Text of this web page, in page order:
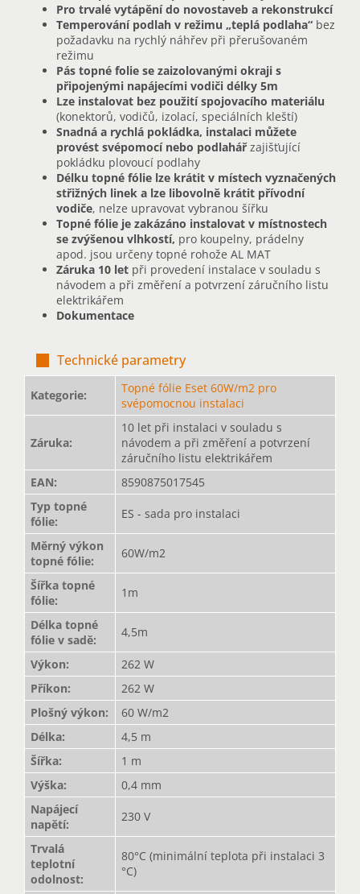
Pro trvalé vytápění do novostaveb a rekonstrukcí
Temperování podlah v režimu „teplá podlaha“ bez
požadavku na rychlý náhřev při přerušovaném
režimu
Pás topné folie se zaizolovanými okraji s
připojenými napájecími vodiči délky 5m
Lze instalovat bez použití spojovacího materiálu
(konektorů, vodičů, izolací, speciálních kleští)
Snadná a rychlá pokládka, instalaci můžete
provést svépomocí nebo podlahářzajišťující
pokládku plovoucí podlahy
Délku topné fólie lze krátit v místech vyznačených
střižných linek a lze libovolně krátit přívodní
vodiče, nelze upravovat vybranou šířku
Topné fólie je zakázáno instalovat v místnostech
se zvýšenou vlhkostí, pro koupelny, prádelny
apod. jsou určeny topné rohože AL MAT
Záruka 10 let při provedení instalace v souladu s
návodem a při změření a potvrzení záručního listu
elektrikářem
Dokumentace
Technické parametry
Kategorie:
Topné fólie Eset 60W/m2 pro
svépomocnou instalaci
Záruka:
10 let při instalaci v souladu s
návodem a při změření a potvrzení
záručního listu elektrikářem
EAN:
8590875017545
Typ topné
fólie:
ES - sada pro instalaci
Měrný výkon
topné fólie:
60W/m2
Šířka topné
fólie:
1m
Délka topné
fólie v sadě:
4,5m
Výkon:
262 W
Příkon:
262 W
Plošný výkon:
60 W/m2
Délka:
4,5 m
Šířka:
1 m
Výška:
0,4 mm
Napájecí
napětí:
230 V
Trvalá
teplotní
odolnost:
80°C (minimální teplota při instalaci 3
°C)